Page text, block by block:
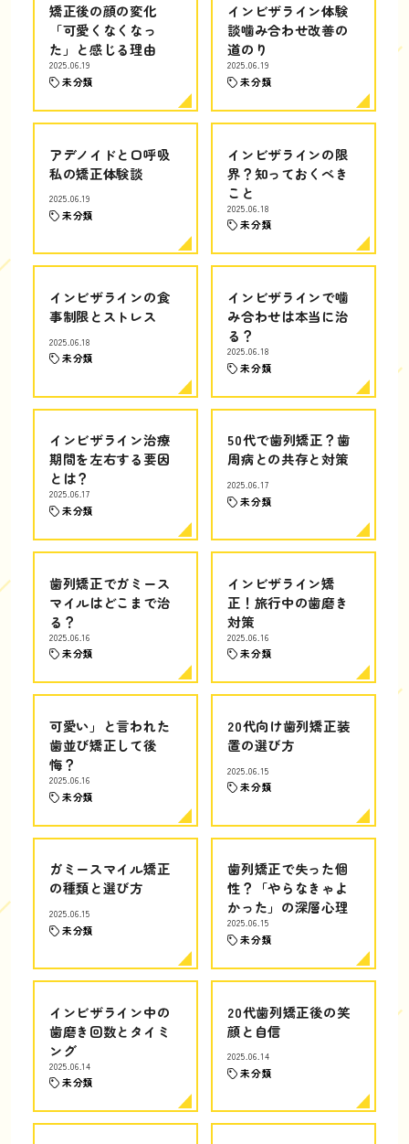
矯正後の顔の変化
「可愛くなくなっ
た」と感じる理由
2025.06.19
未分類
インビザライン体験
談噛み合わせ改善の
道のり
2025.06.19
未分類
アデノイドと口呼吸
私の矯正体験談
2025.06.19
未分類
インビザラインの限
界？知っておくべき
こと
2025.06.18
未分類
インビザラインの食
事制限とストレス
2025.06.18
未分類
インビザラインで噛
み合わせは本当に治
る？
2025.06.18
未分類
インビザライン治療
期間を左右する要因
とは？
2025.06.17
未分類
50代で歯列矯正？歯
周病との共存と対策
2025.06.17
未分類
歯列矯正でガミース
マイルはどこまで治
る？
2025.06.16
未分類
インビザライン矯
正！旅行中の歯磨き
対策
2025.06.16
未分類
可愛い」と言われた
歯並び矯正して後
悔？
2025.06.16
未分類
20代向け歯列矯正装
置の選び方
2025.06.15
未分類
ガミースマイル矯正
の種類と選び方
2025.06.15
未分類
歯列矯正で失った個
性？「やらなきゃよ
かった」の深層心理
2025.06.15
未分類
インビザライン中の
歯磨き回数とタイミ
ング
2025.06.14
未分類
20代歯列矯正後の笑
顔と自信
2025.06.14
未分類